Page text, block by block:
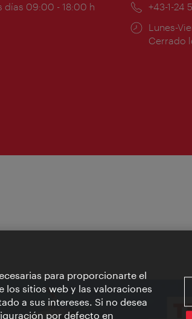
días 09:00 - 18:00 h
Teléfono:
+43-1-24
Horarios
de
Lunes-
Cerrado
para proporcionarte el
sitios web y las valoraciones
a sus intereses. Si no desea
por defecto en